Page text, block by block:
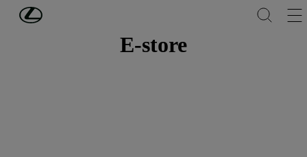
Passer au contenu principal
E-store